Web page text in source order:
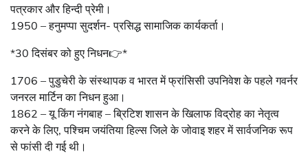
पत्रकार और हिन्दी प्रेमी।
1950 – हनुमप्पा सुदर्शन- प्रसिद्ध सामाजिक कार्यकर्ता।
*30 दिसंबर को हुए निधन👉*
1706 – पुडुचेरी के संस्थापक व भारत में फ्रांसिसी उपनिवेश के पहले गवर्नर
जनरल मार्टिन का निधन हुआ।
1862 – यू किंग नंगबाह – ब्रिटिश शासन के खिलाफ विद्रोह का नेतृत्व
करने के लिए, पश्चिम जयंतिया हिल्स जिले के जोवाइ शहर में सार्वजनिक रूप
से फांसी दी गई थी।